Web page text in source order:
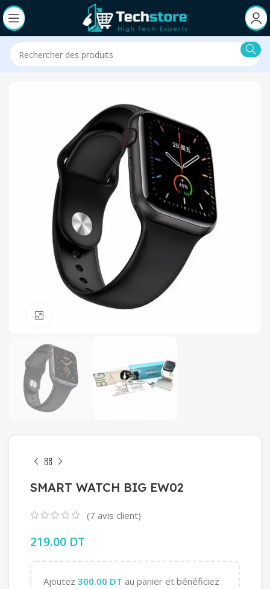
SMART WATCH BIG EW02
(7 avis client)
219.00 DT
Ajoutez 300.00 DT au panier et bénéficiez